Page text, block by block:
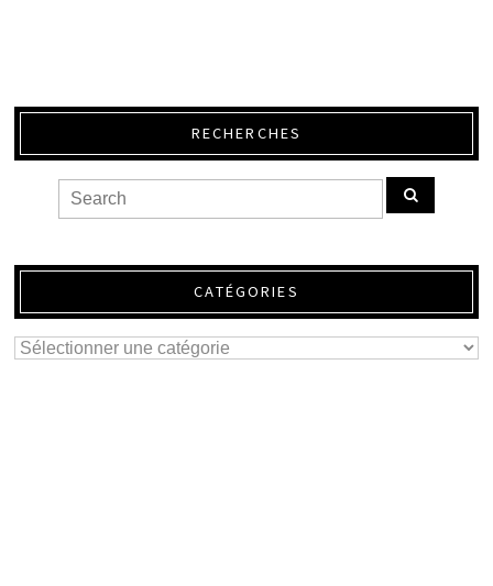
RECHERCHES
CATÉGORIES